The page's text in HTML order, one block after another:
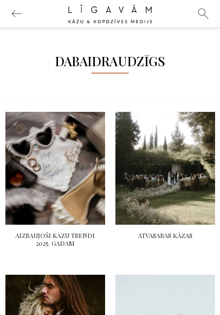
DABAIDRAUDZĪGS
AIZRAUJOŠI KĀZU TRENDI
2025. GADAM
ATVASARAS KĀZAS